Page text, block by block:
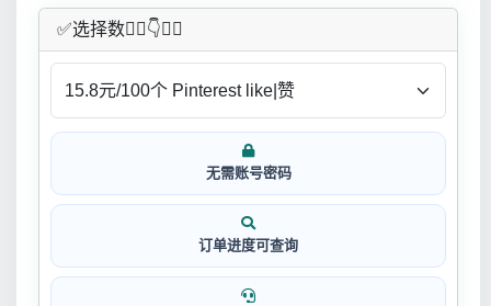
✅​选择数👇🏻​​👇👇🏻​​
无需账号密码
订单进度可查询